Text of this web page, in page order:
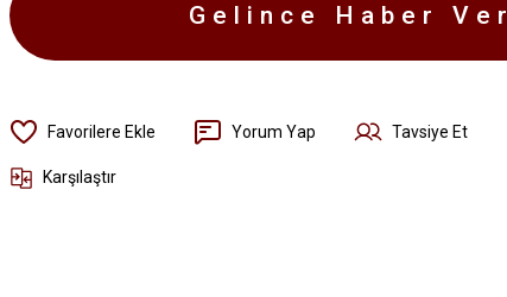
Gelince Haber Ver
Yorum Yap Tavsiye Et
Karşılaştır